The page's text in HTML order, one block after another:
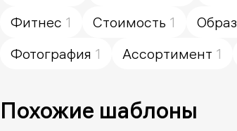
Фитнес 1 Стоимость 1 Образ
Фотография 1 Ассортимент 1
Похожие шаблоны